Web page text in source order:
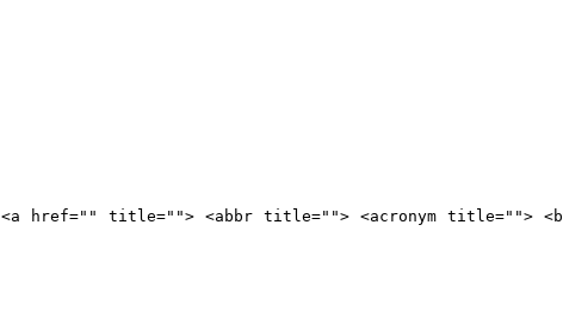
<a href="" title=""> <abbr title=""> <acronym title="">